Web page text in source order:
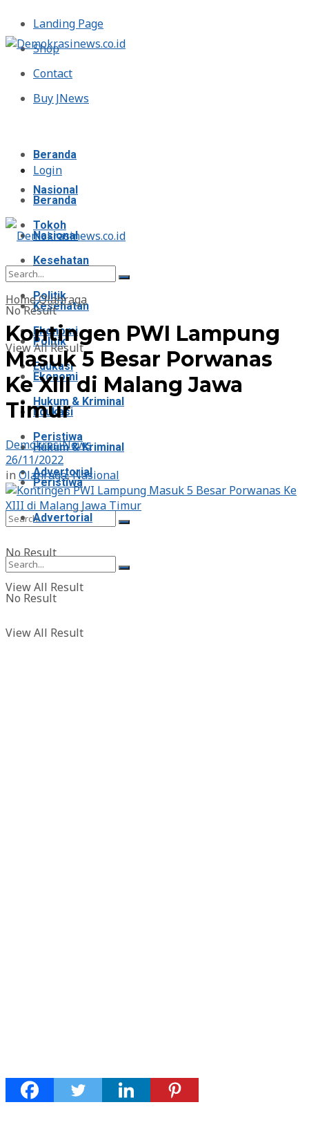
Landing Page
Shop
Contact
Buy JNews
Login
Beranda
Nasional
Tokoh
Kesehatan
Politik
Ekonomi
Edukasi
Hukum & Kriminal
Peristiwa
Advertorial
No Result
View All Result
Beranda
Nasional
Tokoh
Kesehatan
Politik
Ekonomi
Edukasi
Hukum & Kriminal
Peristiwa
Advertorial
No Result
View All Result
No Result
View All Result
HomeOlahraga
Kontingen PWI Lampung
Masuk 5 Besar Porwanas
Ke XIII di Malang Jawa
Timur
DemokrasiNews
26/11/2022
in Olahraga,Nasional